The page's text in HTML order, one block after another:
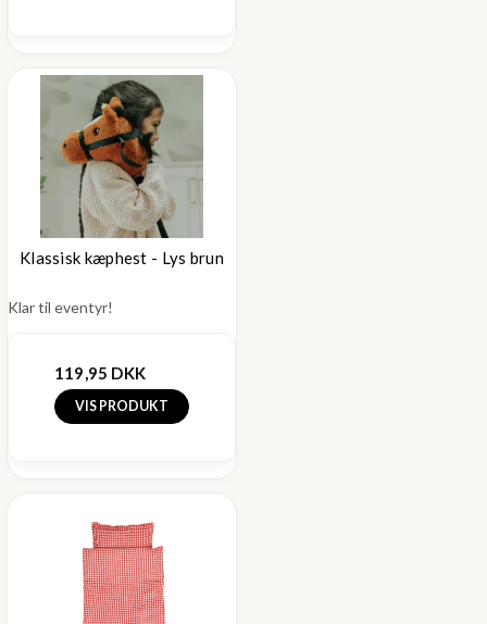
Klassisk kæphest - Lys brun
Klar til eventyr!
119,95 DKK
VIS PRODUKT